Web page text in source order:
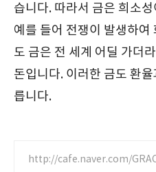
습니다. 따라서 금은 희소
예를 들어 전쟁이 발생하
도 금은 전 세계 어딜 가더
돈입니다. 이러한 금도 환
릅니다.
http://cafe.naver.com/